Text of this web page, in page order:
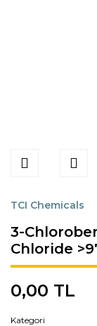
TCI Chemicals
3-
Chloride
0,00 TL
Kategori